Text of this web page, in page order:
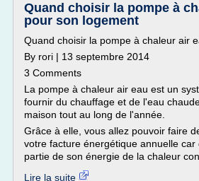
Quand choisir la pompe à
pour son logement
Quand choisir la pompe à chaleur air
By rori | 13 septembre 2014
3 Comments
La pompe à chaleur air eau est un
fournir du chauffage et de l'eau
maison tout au long de l'année.
Grâce à elle, vous allez pouvoir faire
votre facture énergétique annuelle
partie de son énergie de la chaleur
Lire la suite